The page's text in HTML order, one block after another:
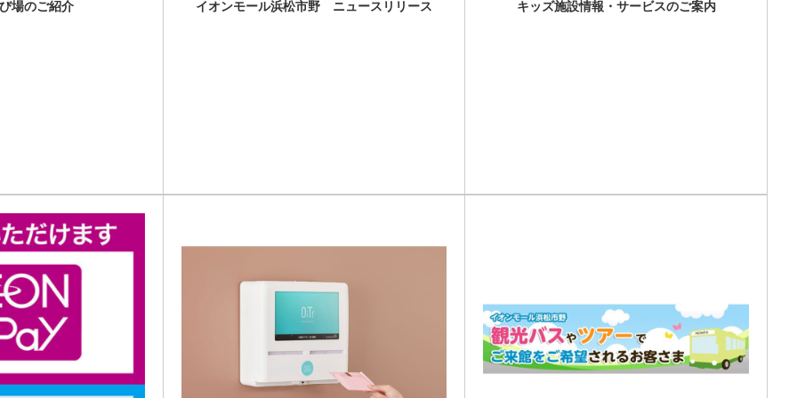
場のご紹介 イオンモール浜松市野 ニュースリリース キッズ施設情報・サービスのご案内